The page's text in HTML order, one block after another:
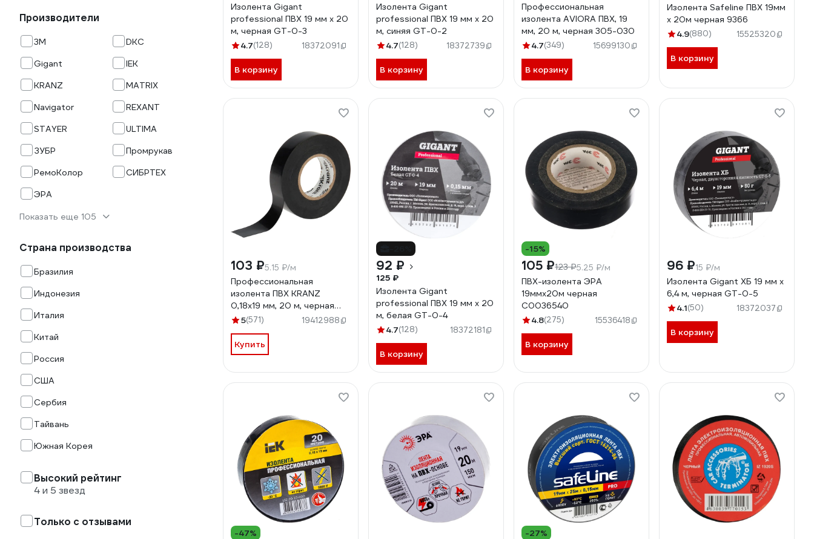
Производители
3М
DKC
Gigant
IEK
KRANZ
MATRIX
Navigator
REXANT
STAYER
ULTIMA
ЗУБР
Промрукав
РемоКолор
СИБРТЕХ
ЭРА
Показать еще 105
Страна производства
Бразилия
Индонезия
Италия
Китай
Россия
США
Сербия
Тайвань
Южная Корея
Высокий рейтинг
4 и 5 звезд
Только с отзывами
Изолента Gigant
professional ПВХ 19 мм х 20
м, черная GT-0-3
4.7(128) 18372091
В корзину
Изолента Gigant
professional ПВХ 19 мм х 20
м, синяя GT-0-2
4.7(128) 18372739
В корзину
Профессиональная
изолента AVIORA ПВХ, 19
мм, 20 м, черная 305-030
4.7(349) 15699130
В корзину
Изолента Safeline ПВХ 19мм
х 20м черная 9366
4.9(880) 15525320
В корзину
103 ₽5.15 ₽/м
Профессиональная
изолента ПВХ KRANZ
0,18х19 мм, 20 м, черная
KR-09-2806
5(571) 19412988
Купить
92 ₽
125 ₽
Изолента Gigant
professional ПВХ 19 мм х 20
м, белая GT-0-4
4.7(128) 18372181
В корзину
-15%
105 ₽123 ₽5.25 ₽/м
ПВХ-изолента ЭРА
19ммх20м черная
C0036540
4.8(275) 15536418
В корзину
96 ₽15 ₽/м
Изолента Gigant ХБ 19 мм х
6,4 м, черная GT-0-5
4.1(50) 18372037
В корзину
-47% -27%